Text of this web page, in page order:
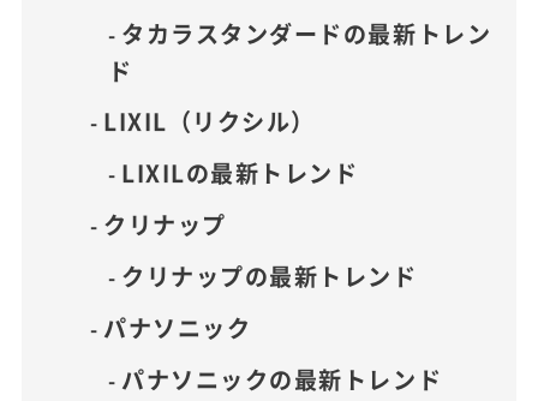
タカラスタンダードの最新トレン
ド
LIXIL（リクシル）
LIXILの最新トレンド
クリナップ
クリナップの最新トレンド
パナソニック
パナソニックの最新トレンド